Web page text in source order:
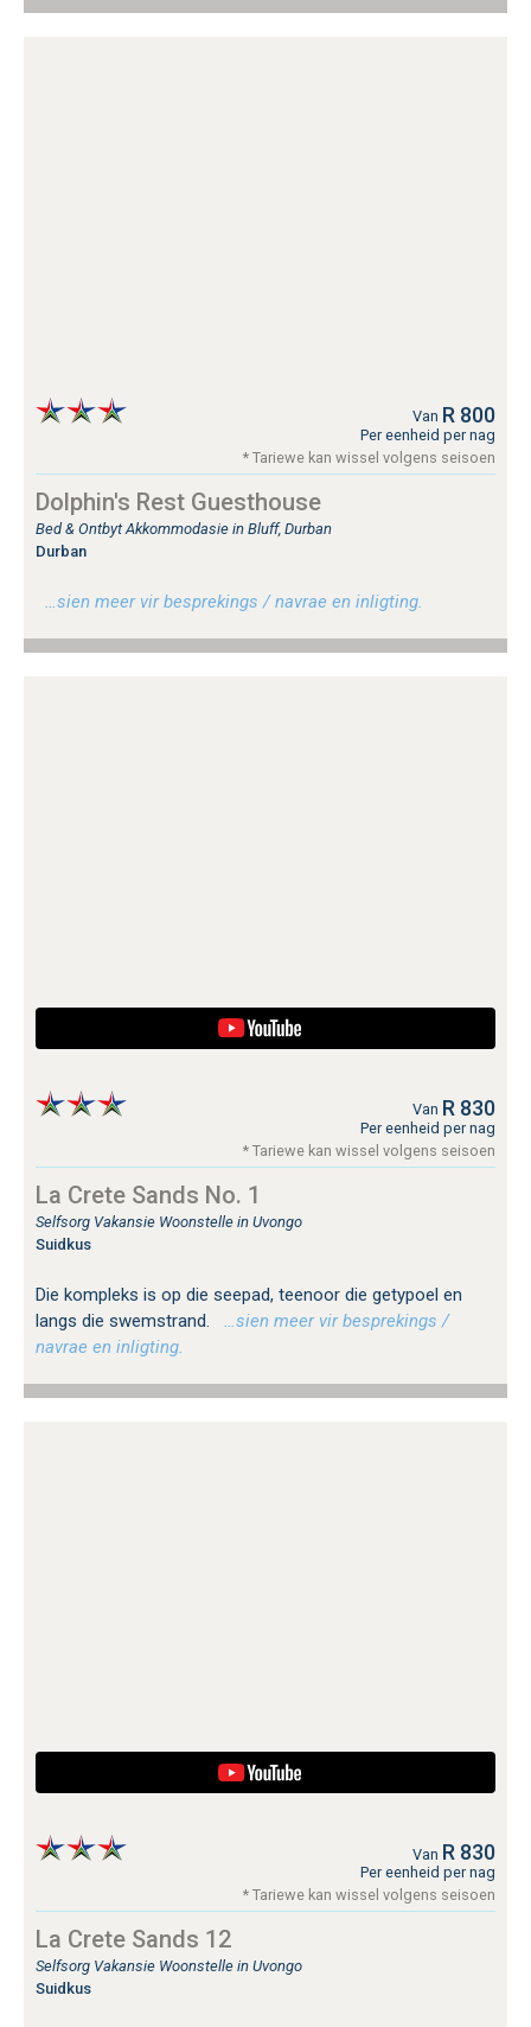
Van R 800
Per eenheid per nag
* Tariewe kan wissel volgens seisoen
Dolphin's Rest Guesthouse
Bed & Ontbyt Akkommodasie in Bluff, Durban
Durban
…sien meer vir besprekings / navrae en inligting.
Van R 830
Per eenheid per nag
* Tariewe kan wissel volgens seisoen
La Crete Sands No. 1
Selfsorg Vakansie Woonstelle in Uvongo
Suidkus
Die kompleks is op die seepad, teenoor die getypoel en
langs die swemstrand.
…sien meer vir besprekings /
navrae en inligting.
Van R 830
Per eenheid per nag
* Tariewe kan wissel volgens seisoen
La Crete Sands 12
Selfsorg Vakansie Woonstelle in Uvongo
Suidkus